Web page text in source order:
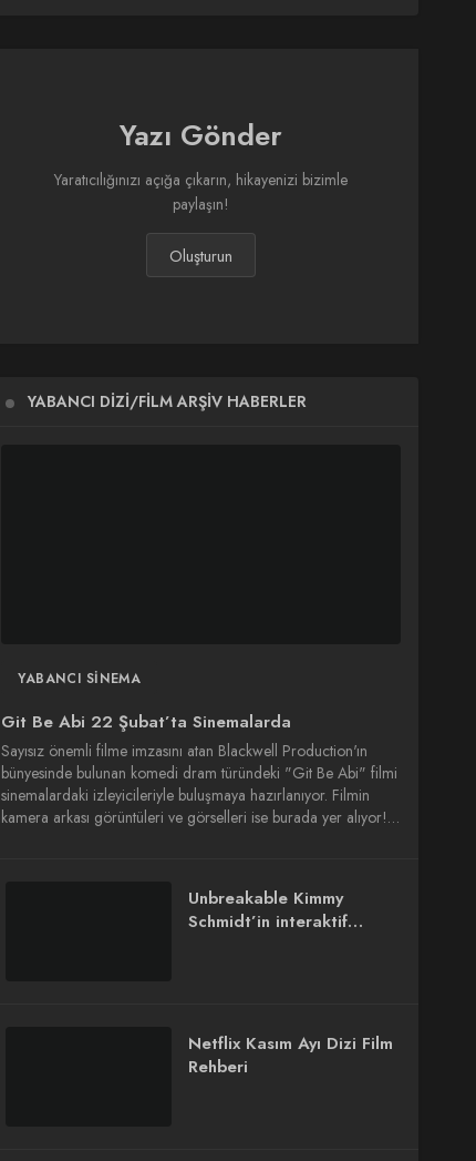
Yazı Gönder
Yaratıcılığınızı açığa çıkarın, hikayenizi bizimle
paylaşın!
Oluşturun
YABANCI DIZI/FILM ARŞIV HABERLER
YABANCI SINEMA
Git Be Abi 22 Şubat’ta Sinemalarda
Sayısız önemli filme imzasını atan Blackwell Production'ın
bünyesinde bulunan komedi dram türündeki "Git Be Abi" filmi
sinemalardaki izleyicileriyle buluşmaya hazırlanıyor. Filmin
kamera arkası görüntüleri ve görselleri ise burada yer alıyor!…
Unbreakable Kimmy
Schmidt’in interaktif
Netflix Kasım Ayı Dizi Film
Rehberi